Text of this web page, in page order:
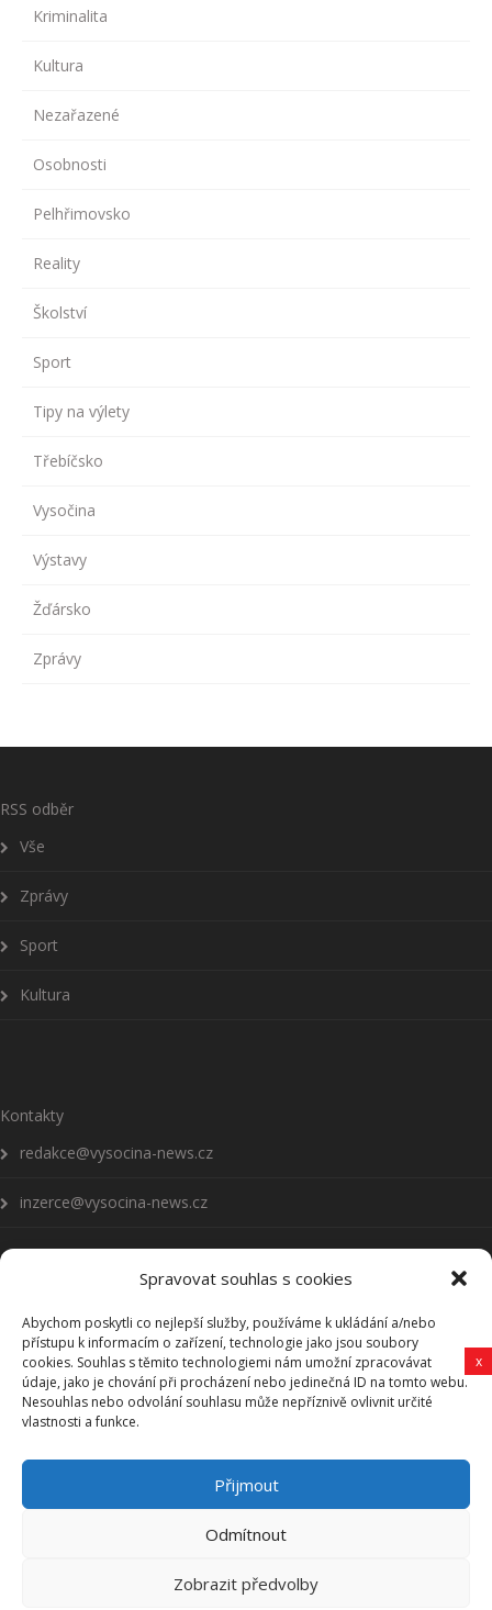
Spravovat souhlas s cookies
Abychom poskytli co nejlepší služby, používáme k ukládání a/nebo
přístupu k informacím o zařízení, technologie jako jsou soubory
cookies. Souhlas s těmito technologiemi nám umožní zpracovávat
údaje, jako je chování při procházení nebo jedinečná ID na tomto webu.
Nesouhlas nebo odvolání souhlasu může nepříznivě ovlivnit určité
vlastnosti a funkce.
Přijmout
Odmítnout
Zobrazit předvolby
Kriminalita
Kultura
Nezařazené
Osobnosti
Pelhřimovsko
Reality
Školství
Sport
Tipy na výlety
Třebíčsko
Vysočina
Výstavy
Žďársko
Zprávy
RSS odběr
Vše
Zprávy
Sport
Kultura
Kontakty
redakce@vysocina-news.cz
inzerce@vysocina-news.cz
Přihlásit se k odběru novinek
Všeobecné podmínky
Vysočina-news.cz
Zpravodajství z Vysočiny
x